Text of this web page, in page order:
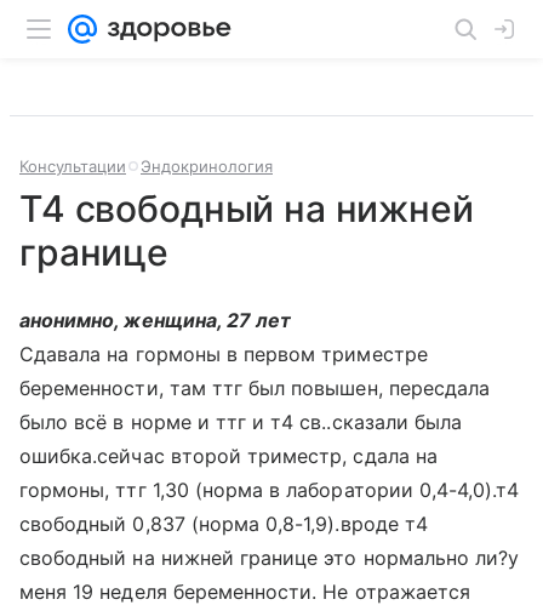
Консультации Эндокринология
Т4 свободный на нижней
границе
анонимно, женщина, 27 лет
Сдавала на гормоны в первом триместре
беременности, там ттг был повышен, пересдала
было всё в норме и ттг и т4 св..сказали была
ошибка.сейчас второй триместр, сдала на
гормоны, ттг 1,30 (норма в лаборатории 0,4-4,0).т4
свободный 0,837 (норма 0,8-1,9).вроде т4
свободный на нижней границе это нормально ли?у
меня 19 неделя беременности. Не отражается